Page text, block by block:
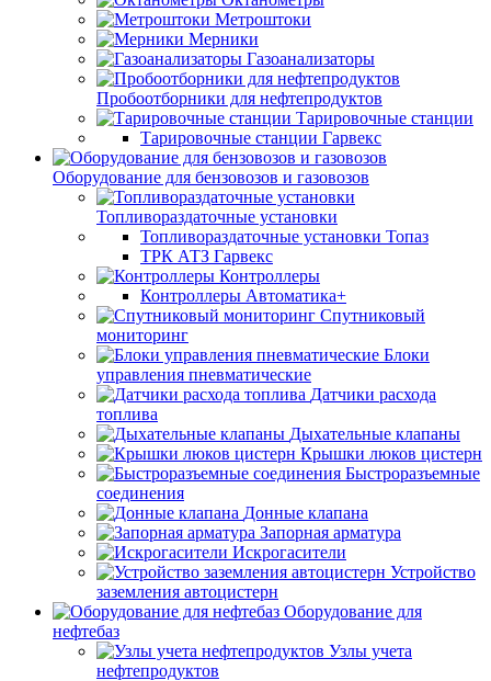
Метроштоки
Мерники
Газоанализаторы
Пробоотборники для нефтепродуктов
Тарировочные станции
Тарировочные станции Гарвекс
Оборудование для бензовозов и газовозов
Топливораздаточные установки
Топливораздаточные установки Топаз
ТРК АТЗ Гарвекс
Контроллеры
Контроллеры Автоматика+
Спутниковый
мониторинг
Блоки
управления пневматические
Датчики расхода
топлива
Дыхательные клапаны
Крышки люков цистерн
Быстроразъемные
соединения
Донные клапана
Запорная арматура
Искрогасители
Устройство
заземления автоцистерн
Оборудование для
нефтебаз
Узлы учета
нефтепродуктов